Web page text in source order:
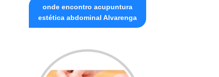
onde encontro acupuntura
estética abdominal Alvarenga